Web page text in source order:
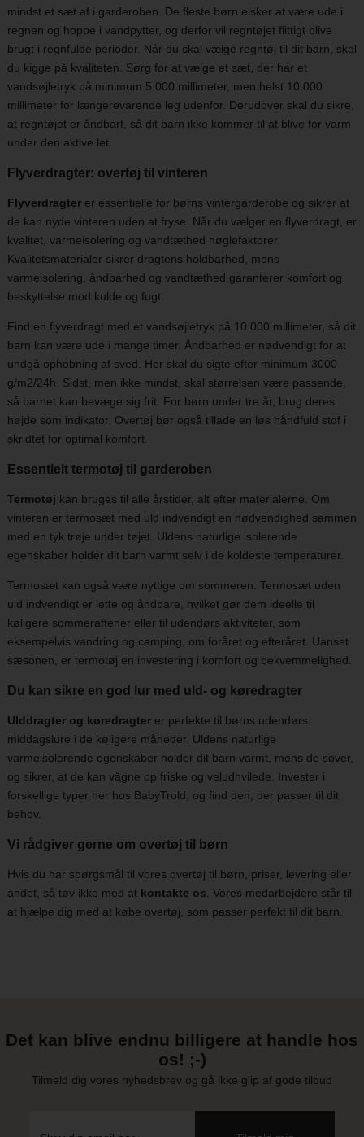
mindst et sæt af i garderoben. De fleste børn elsker at være ude i
regnen og hoppe i vandpytter, og derfor vil regntøjet flittigt blive
brugt i regnfulde perioder. Når du skal vælge regntøj til dit barn, skal
du kigge på kvaliteten. Sørg for at vælge et sæt, der har et
vandsøjletryk på minimum 5.000 millimeter, men helst 10.000
millimeter for længerevarende leg udenfor. Derudover skal du sikre,
at regntøjet er åndbart, så dit barn ikke kommer til at blive for varm
under den aktive let.
Flyverdragter: overtøj til vinteren
Flyverdragterer essentielle for børns vintergarderobe og sikrer at
de kan nyde vinteren uden at fryse. Når du vælger en flyverdragt, er
kvalitet, varmeisolering og vandtæthed nøglefaktorer.
Kvalitetsmaterialer sikrer dragtens holdbarhed, mens
varmeisolering, åndbarhed og vandtæthed garanterer komfort og
beskyttelse mod kulde og fugt.
Find en flyverdragt med et vandsøjletryk på 10.000 millimeter, så dit
barn kan være ude i mange timer. Åndbarhed er nødvendigt for at
undgå ophobning af sved. Her skal du sigte efter minimum 3000
g/m2/24h. Sidst, men ikke mindst, skal størrelsen være passende,
så barnet kan bevæge sig frit. For børn under tre år, brug deres
højde som indikator. Overtøj bør også tillade en løs håndfuld stof i
skridtet for optimal komfort.
Essentielt termotøj til garderoben
Termotøj kan bruges til alle årstider, alt efter materialerne. Om
vinteren er termosæt med uld indvendigt en nødvendighed sammen
med en tyk trøje under tøjet. Uldens naturlige isolerende
egenskaber holder dit barn varmt selv i de koldeste temperaturer.
Termosæt kan også være nyttige om sommeren. Termosæt uden
uld indvendigt er lette og åndbare, hvilket gør dem ideelle til
køligere sommeraftener eller til udendørs aktiviteter, som
eksempelvis vandring og camping, om foråret og efteråret. Uanset
sæsonen, er termotøj en investering i komfort og bekvemmelighed.
Du kan sikre en god lur med uld- og køredragter
Ulddragter og køredragterer perfekte til børns udendørs
middagslure i de køligere måneder. Uldens naturlige
varmeisolerende egenskaber holder dit barn varmt, mens de sover,
og sikrer, at de kan vågne op friske og veludhvilede. Invester i
forskellige typer her hos BabyTrold, og find den, der passer til dit
behov.
Vi rådgiver gerne om overtøj til børn
Hvis du har spørgsmål til vores overtøj til børn, priser, levering eller
andet, så tøv ikke med at kontakte os . Vores medarbejdere står til
at hjælpe dig med at købe overtøj, som passer perfekt til dit barn.
Det kan blive endnu billigere at handle hos
os! ;-)
Tilmeld dig vores nyhedsbrev og gå ikke glip af gode tilbud